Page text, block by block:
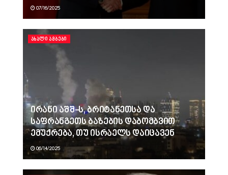
07/16/2025
ᲐᲮᲐᲚᲘ ᲐᲛᲑᲔᲑᲘ
ირანი აშშ-ს, ბრიტანეთსა და
საფრანგეთს ბაზების დაბომბვით
ემუქრება, თუ ისრაელს დაიცავენ
06/14/2025